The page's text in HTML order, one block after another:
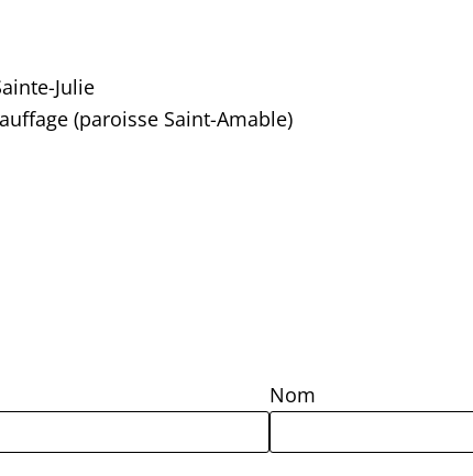
Julie
(paroisse Saint-Amable)
Nom